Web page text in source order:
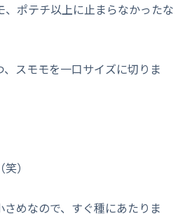
ポテチ以上に止まらなかったな
スモモを一口サイズに切りま
）
めなので、すぐ種にあたりま